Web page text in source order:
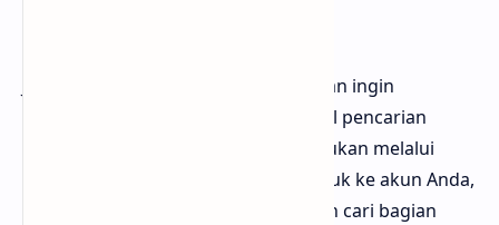
Jika Anda adalah pemilik situs web dan ingin
menghapus artikel tertentu dari hasil pencarian
Google, prosedurnya juga bisa dilakukan melalui
Google Search Console. Setelah masuk ke akun Anda,
pilih properti yang relevan, kemudian cari bagian